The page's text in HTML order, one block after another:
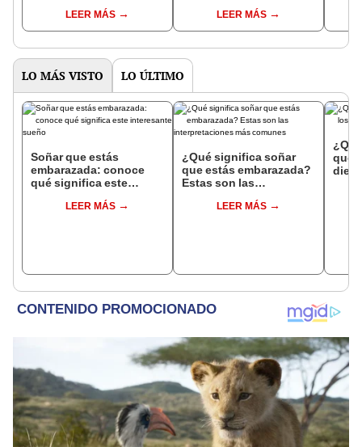
LEER MÁS
comunesLEER MÁS
LO MÁS VISTO LO ÚLTIMO
Soñar que estás
embarazada: conoce
qué significa este
LEER MÁS
¿Qué significa soñar
que estás embarazada?
Estas son las
comunesLEER MÁS
que